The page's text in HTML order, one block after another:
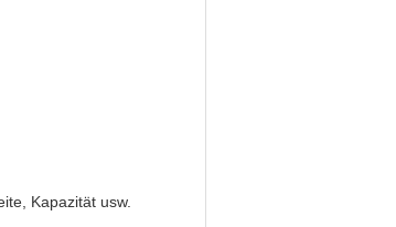
Kapazität usw.